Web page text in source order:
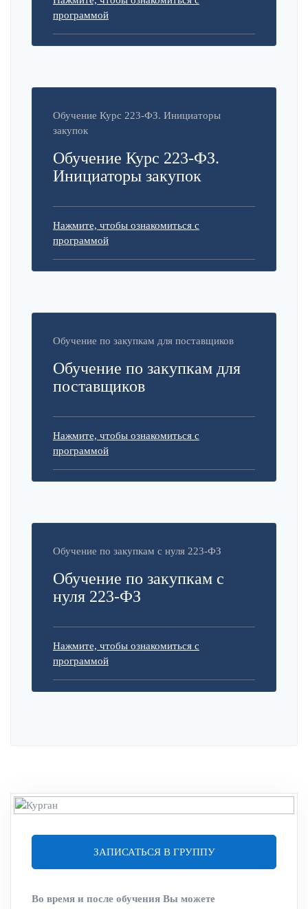
программой
Обучение Курс 223-ФЗ. Инициаторы
закупок
Обучение Курс 223-ФЗ.
Инициаторы закупок
Нажмите, чтобы ознакомиться с
программой
Обучение по закупкам для поставщиков
Обучение по закупкам для
поставщиков
Нажмите, чтобы ознакомиться с
программой
Обучение по закупкам с нуля 223-ФЗ
Обучение по закупкам с
нуля 223-ФЗ
Нажмите, чтобы ознакомиться с
программой
ЗАПИСАТЬСЯ В ГРУППУ
Во время и после обучения Вы можете